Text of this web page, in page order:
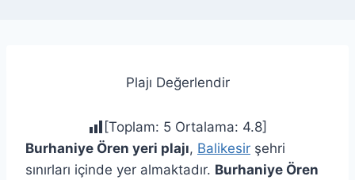
Plajı Değerlendir
[Toplam: 5 Ortalama: 4.8]
Burhaniye Ören yeri plajı, Balikesir şehri
sınırları içinde yer almaktadır. Burhaniye Ören